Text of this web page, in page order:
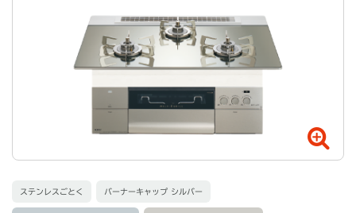
ステンレスごとく バーナーキャップ シルバー